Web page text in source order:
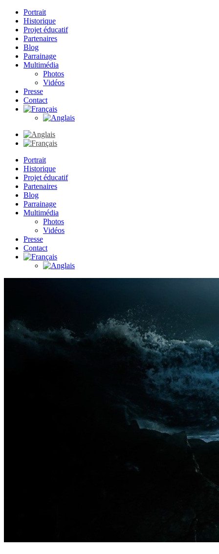
Portrait
Historique
Projet éducatif
Partenaires
Blog
Parrainage
Multimédia
Photos
Vidéos
Presse
Contact
Portrait
Historique
Projet éducatif
Partenaires
Blog
Parrainage
Multimédia
Photos
Vidéos
Presse
Contact